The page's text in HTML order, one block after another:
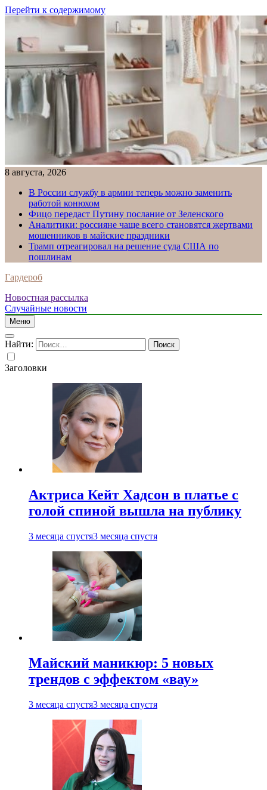
Перейти к содержимому
8 августа, 2026
В России службу в армии теперь можно заменить
работой конюхом
Фицо передаст Путину послание от Зеленского
Аналитики: россияне чаще всего становятся жертвами
мошенников в майские праздники
Трамп отреагировал на решение суда США по
пошлинам
Гардероб
Новостная рассылка
Случайные новости
Меню
Найти:
Заголовки
Актриса Кейт Хадсон в платье с
голой спиной вышла на публику
3 месяца спустя3 месяца спустя
Майский маникюр: 5 новых
трендов с эффектом «вау»
3 месяца спустя3 месяца спустя